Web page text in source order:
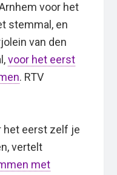
voor het
stemmal, en
van den
voor het eerst
. RTV
het eerst zelf je
vertelt
met